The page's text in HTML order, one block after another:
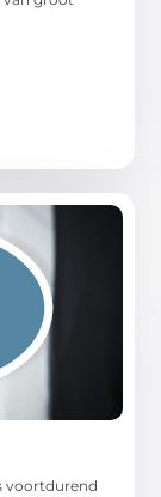
voortdurend